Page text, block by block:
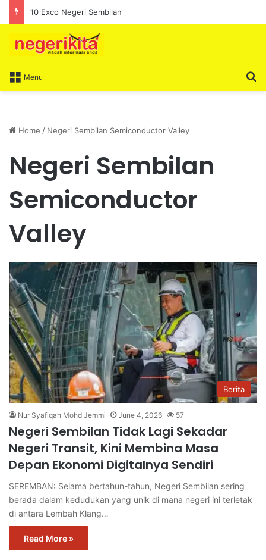
Menu
Home / Negeri Sembilan Semiconductor Valley
Negeri Sembilan
Semiconductor
Valley
Berita
Nur Syafiqah Mohd Jemmi June 4, 2026 57
Negeri Sembilan Tidak Lagi Sekadar
Negeri Transit, Kini Membina Masa
Depan Ekonomi Digitalnya Sendiri
SEREMBAN: Selama bertahun-tahun, Negeri Sembilan sering
berada dalam kedudukan yang unik di mana negeri ini terletak
di antara Lembah Klang…
Read More »